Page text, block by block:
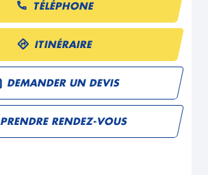
TÉLÉPHONE
ITINÉRAIRE
DEMANDER UN DEVIS
PRENDRE RENDEZ-VOUS